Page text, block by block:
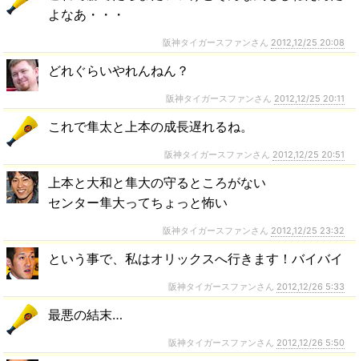
よなあ・・・
阪神タイガースファンさん 2012,12/25 20:08
どれぐらいやれんねん？
阪神タイガースファンさん 2012,12/25 20:11
これで隼太と上本の成長遅れるね。
阪神タイガースファンさん 2012,12/25 20:51
上本と大和と隼大の守るところがない
センター隼大ってちょっと怖い
阪神タイガースファンさん 2012,12/25 23:32
という事で、私はオリックスへ行きます！バイバイ
阪神タイガースファンさん 2012,12/26 5:33
最悪の結末…
阪神タイガースファンさん 2012,12/26 5:50